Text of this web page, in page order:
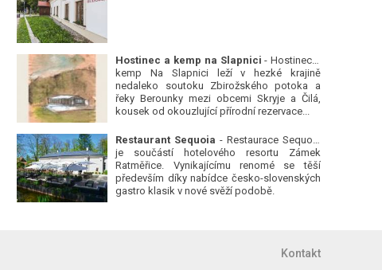
Hostinec a kemp na Slapnici - Hostinec a
kemp Na Slapnici leží v hezké krajině
nedaleko soutoku Zbirožského potoka a
řeky Berounky mezi obcemi Skryje a Čilá,
kousek od okouzlující přírodní rezervace...
Restaurant Sequoia - Restaurace Sequoia
je součástí hotelového resortu Zámek
Ratměřice. Vynikajícímu renomé se těší
především díky nabídce česko-slovenských
gastro klasik v nové svěží podobě.
Kontakt